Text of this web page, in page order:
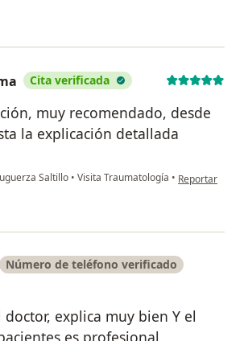
Cita verificada
muy recomendado, desde
la explicación detallada
Saltillo • Visita Traumatología • en opinión
Reportar
Número de teléfono verificado
explica muy bien Y el